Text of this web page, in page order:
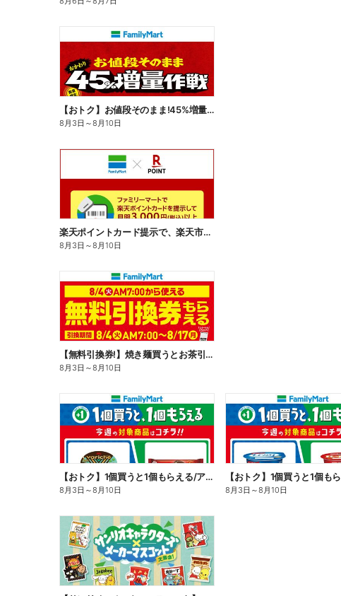
【おトク】お値段そのまま!45%増量作戦!
8月3日 ～8月10日
楽天ポイントカード提示で、楽天市場でのお買い物がおトクに!
8月3日 ～8月10日
【無料引換券!】焼き麺買うとお茶引換券貰える!
8月3日 ～8月10日
【おトク】1個買うと1個もらえる/アイス
8月3日 ～8月10日 8月3日 ～8月10日